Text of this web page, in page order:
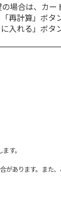
場合は、カー
再計算」ボタ
入れる」ボタ
す。
あります。また